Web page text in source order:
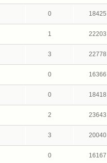
0 18425
1 22203
3 22778
0 16366
0 18418
2 23643
3 20040
0 16167